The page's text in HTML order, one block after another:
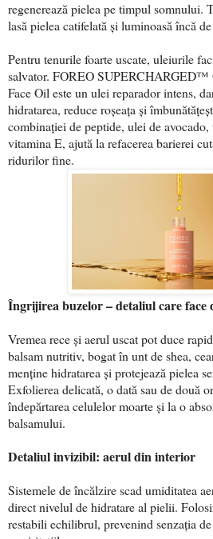
regenerează pielea pe timpul somnului.
lasă pielea catifelată și luminoasă încă
Pentru tenurile foarte uscate, uleiurile
salvator. FOREO SUPERCHARGED™
Face Oil este un ulei reparador intens,
hidratarea, reduce roșeața și
combinației de peptide, ulei de
vitamina E, ajută la refacerea barierei
ridurilor fine.
Îngrijirea buzelor – detaliul care face
Vremea rece și aerul uscat pot duce
balsam nutritiv, bogat în unt de shea,
menține hidratarea și protejează pielea
Exfolierea delicată, o dată sau de două
îndepărtarea celulelor moarte și la o
balsamului.
Detaliul invizibil: aerul din interior
Sistemele de încălzire scad umiditatea
direct nivelul de hidratare al pielii.
restabili echilibrul, prevenind senzația